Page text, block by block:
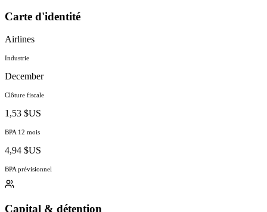
Carte d'identité
Airlines
Industrie
December
Clôture fiscale
1,53 $US
BPA 12 mois
4,94 $US
BPA prévisionnel
Capital & détention